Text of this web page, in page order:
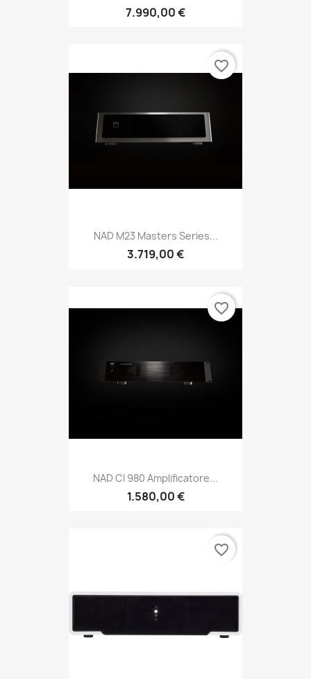
7.990,00 €
NAD M23 Masters Series...
3.719,00 €
favorite_border
NAD CI 980 Amplificatore...
1.580,00 €
favorite_border
favorite_border